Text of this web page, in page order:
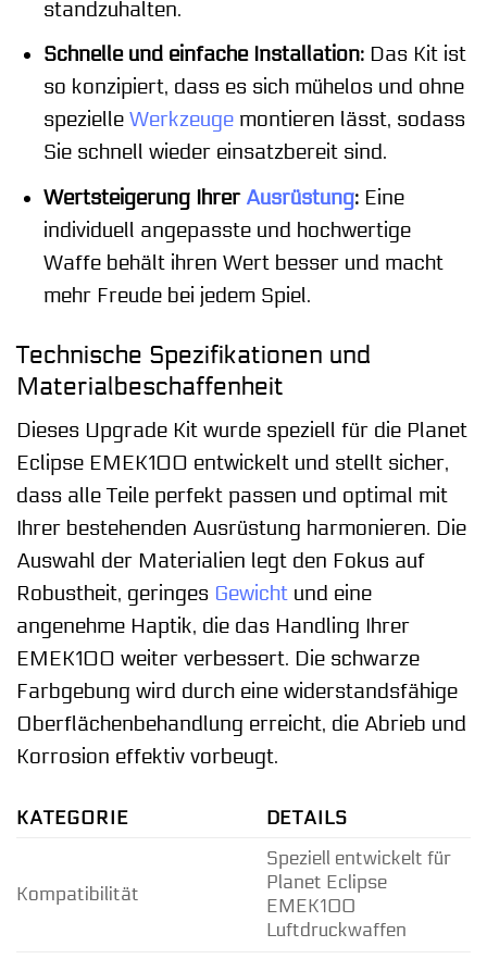
standzuhalten.
Schnelle und einfache Installation:Das Kit ist
so konzipiert, dass es sich mühelos und ohne
spezielle Werkzeugemontieren lässt, sodass
Sie schnell wieder einsatzbereit sind.
Wertsteigerung Ihrer Ausrüstung:Eine
individuell angepasste und hochwertige
Waffe behält ihren Wert besser und macht
mehr Freude bei jedem Spiel.
Technische Spezifikationen und
Materialbeschaffenheit
Dieses Upgrade Kit wurde speziell für die Planet
Eclipse EMEK100 entwickelt und stellt sicher,
dass alle Teile perfekt passen und optimal mit
Ihrer bestehenden Ausrüstung harmonieren. Die
Auswahl der Materialien legt den Fokus auf
Robustheit, geringes Gewicht und eine
angenehme Haptik, die das Handling Ihrer
EMEK100 weiter verbessert. Die schwarze
Farbgebung wird durch eine widerstandsfähige
Oberflächenbehandlung erreicht, die Abrieb und
Korrosion effektiv vorbeugt.
KATEGORIE DETAILS
Kompatibilität
Speziell entwickelt für
Planet Eclipse
EMEK100
Luftdruckwaffen